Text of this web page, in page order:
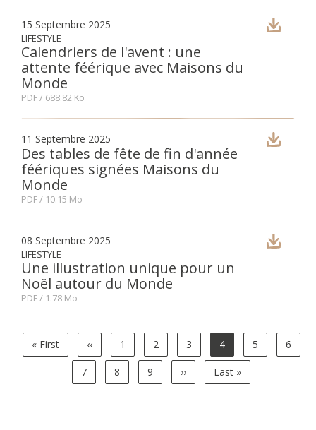
15 Septembre 2025
LIFESTYLE
Calendriers de l'avent : une
attente féérique avec Maisons du
Monde
PDF/ 688.82 Ko
11 Septembre 2025
Des tables de fête de fin d'année
féériques signées Maisons du
Monde
PDF/ 10.15 Mo
08 Septembre 2025
LIFESTYLE
Une illustration unique pour un
Noël autour du Monde
PDF/ 1.78 Mo
Pagination
Première
page
« First
Page
précédente
‹‹ Page
1 Page
2 Page
3
Page
actuelle
4 Page
5 Page
6
Page
7 Page
8 Page
9
Page
suivante
››
Dernière
page
Last »